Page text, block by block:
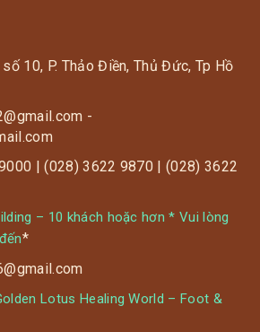
10, P. Thảo Điền, Thủ Đức, Tp Hồ
-
| (028) 3622 9870 | (028) 3622
– 10 khách hoặc hơn * Vui lòng
*
Lotus Healing World – Foot &